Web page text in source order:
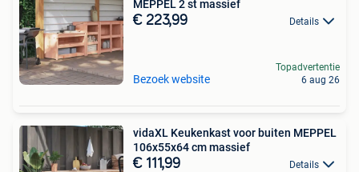
MEPPEL 2 st massief
€ 223,99 Details
Bezoek website
Topadvertentie
6 aug 26
vidaXL Keukenkast voor buiten MEPPEL
106x55x64 cm massief
€ 111,99 Details